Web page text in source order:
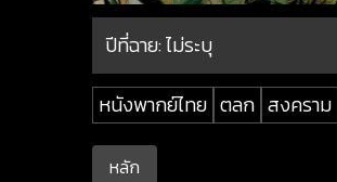
ปีที่ฉาย:ไม่ระบุ
หนังพากย์ไทย ตลก สงคราม
หลัก